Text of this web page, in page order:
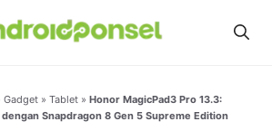
Gadget » Tablet » Honor MagicPad3 Pro 13.3:
Snapdragon 8 Gen 5 Supreme Edition